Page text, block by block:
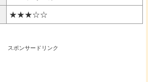
★★★☆☆
スポンサードリンク